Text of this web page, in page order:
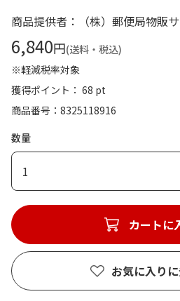
商品提供者：（株）郵便局物販
6,840円(送料・税込)
※軽減税率対象
獲得ポイント： 68 pt
商品番号
8325118916
数量
1
カートに
お気に入り